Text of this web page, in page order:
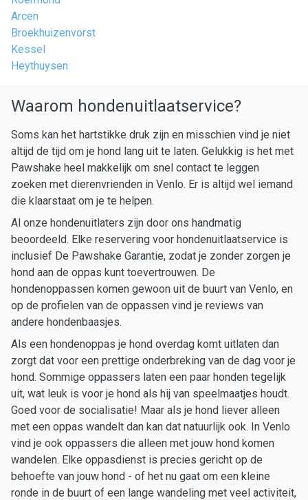
Arcen
Broekhuizenvorst
Kessel
Heythuysen
Waarom hondenuitlaatservice?
Soms kan het hartstikke druk zijn en misschien vind je niet
altijd de tijd om je hond lang uit te laten. Gelukkig is het met
Pawshake heel makkelijk om snel contact te leggen
zoeken met dierenvrienden in Venlo. Er is altijd wel iemand
die klaarstaat om je te helpen.
Al onze hondenuitlaters zijn door ons handmatig
beoordeeld. Elke reservering voor hondenuitlaatservice is
inclusief De Pawshake Garantie, zodat je zonder zorgen je
hond aan de oppas kunt toevertrouwen. De
hondenoppassen komen gewoon uit de buurt van Venlo, en
op de profielen van de oppassen vind je reviews van
andere hondenbaasjes.
Als een hondenoppas je hond overdag komt uitlaten dan
zorgt dat voor een prettige onderbreking van de dag voor je
hond. Sommige oppassers laten een paar honden tegelijk
uit, wat leuk is voor je hond als hij van speelmaatjes houdt.
Goed voor de socialisatie! Maar als je hond liever alleen
met een oppas wandelt dan kan dat natuurlijk ook. In Venlo
vind je ook oppassers die alleen met jouw hond komen
wandelen. Elke oppasdienst is precies gericht op de
behoefte van jouw hond - of het nu gaat om een kleine
ronde in de buurt of een lange wandeling met veel activiteit,